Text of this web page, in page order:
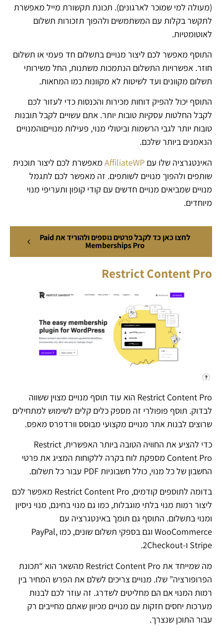
(מעולה למי שמוכר לארגונים). תכונת תקשורת מייל מאפשרת
לתקשר בקלות עם המשתמשים ולהפוך תזכורות תשלום
לאוטומטיות.
התוסף מאפשר לכם ליצור מנויים בתשלום חד פעמי או תשלום
חוזר. אפשרויות התשלום הנתמכות משתנות, החל משירותי
תשלום מקוונים ועד לשיטות לא מקוונות כמו המחאות.
התוסף יכול להפיק דוחות מכירות והכנסות כדי לעזור לכם
לקבל החלטות עסקיות טובות יותר. אתם עשויים לקבל תובנות
טובות יותר לגבי הרשמות וביטולי מנוי, פעילות מנוייםוהמנויים
הנאמנים ביותר שלכם.
האינטגרציה שלו עם AffiliateWP מאפשרת לכם ליצור תוכנית
שותפים ולהפוך מנויים לשותפים. זה מאפשר לכם לתגמל
מנויים שמביאים מנויים חדשים עם קודי קופון ותעריפי מנוי
מיוחדים.
לחצו כאן כד לקבל פרטים נוספים ולהוריד את Paid
Memberships Pro
Restrict Content Pro
Restrict Content Pro הוא עוד תוסף מנויים מצוין ששווה
לבדוק. תוסף פופולרי זה מספק כלים קלים לשימוש למתחילים
שרוצים לבנות אתר מנויים מקצועי מבוסס וורדפרס מאפס.
כדי להציע את החוויה הטובה ביותר האפשרית, Restrict
Content Pro מספקת לוח בקרה ללקוחות המציג את פרטי
החשבון של כל מנוי, כולל חשבוניות PDF עבור כל תשלום.
בדומה לתוספים קודמים, Restrict Content Pro מאפשר לכם
ליצור רמות מנוי בלתי מוגבלות, כמו גם מנוי בחינם, מנוי ניסיון
ומנוי בתשלום. התוסף גם תומך באינטגרציה עם
WooCommerce וגם בספקי תשלום שונים, כמו PayPal,
Stripe ו-2Checkout.
מה שמייחד את Restrict Content Pro מהשאר הוא “תכונת
הפרופורציה” שלו. מנויים צריכים לשלם את הפרש המחיר בין
רמות המנוי אם הם מחליטים לשדרג. זה עוזר לכם לבנות
מערכות יחסים חזקות עם מנויים מכיוון שאתם מחייבים רק
עבור התוכן שנצרך.